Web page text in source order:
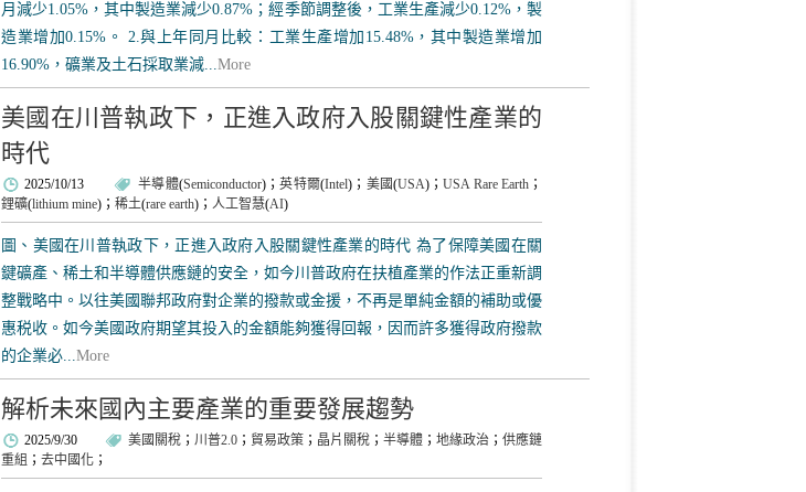
月減少1.05%，其中製造業減少0.87%；經季節調整後，工業生產減少0.12%，製
造業增加0.15%。 2.與上年同月比較：工業生產增加15.48%，其中製造業增加
16.90%，礦業及土石採取業減...More
美國在川普執政下，正進入政府入股關鍵性產業的
時代
2025/10/13 半導體(Semiconductor)； 英特爾(Intel)； 美國(USA)；USA Rare Earth ；
鋰礦(lithium mine)； 稀土(rare earth)； 人工智慧(AI)
圖、美國在川普執政下，正進入政府入股關鍵性產業的時代 為了保障美國在關
鍵礦產、稀土和半導體供應鏈的安全，如今川普政府在扶植產業的作法正重新調
整戰略中。以往美國聯邦政府對企業的撥款或金援，不再是單純金額的補助或優
惠税收。如今美國政府期望其投入的金額能夠獲得回報，因而許多獲得政府撥款
的企業必...More
解析未來國內主要產業的重要發展趨勢
2025/9/30 美國關稅 ； 川普2.0 ； 貿易政策 ； 晶片關稅 ； 半導體 ； 地緣政治 ； 供應鏈
重組 ； 去中國化 ；